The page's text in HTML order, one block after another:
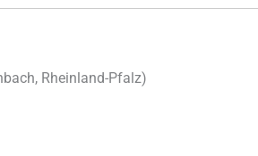
, Rheinland-Pfalz)